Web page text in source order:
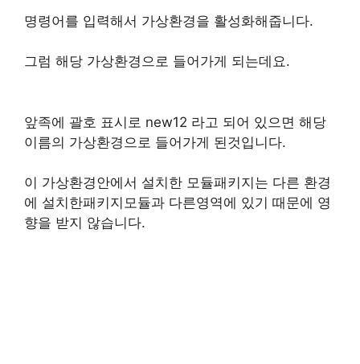
명령어를 입력해서 가상환경을 활성화해줍니다.
그럼 해당 가상환경으로 들어가게 되는데요.
앞족에 괄호 표시로 new12 라고 되어 있으면 해당
이름의 가상환경으로 들어가게 된것입니다.
이 가상환경안에서 설치한 모듈패키지는 다른 환경
에 설치한패키지모듈과 다른영역에 있기 때문에 영
향을 받지 않습니다.